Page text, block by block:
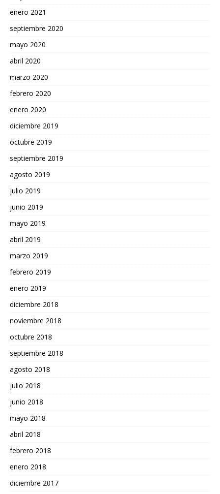
enero 2021
septiembre 2020
mayo 2020
abril 2020
marzo 2020
febrero 2020
enero 2020
diciembre 2019
octubre 2019
septiembre 2019
agosto 2019
julio 2019
junio 2019
mayo 2019
abril 2019
marzo 2019
febrero 2019
enero 2019
diciembre 2018
noviembre 2018
octubre 2018
septiembre 2018
agosto 2018
julio 2018
junio 2018
mayo 2018
abril 2018
febrero 2018
enero 2018
diciembre 2017